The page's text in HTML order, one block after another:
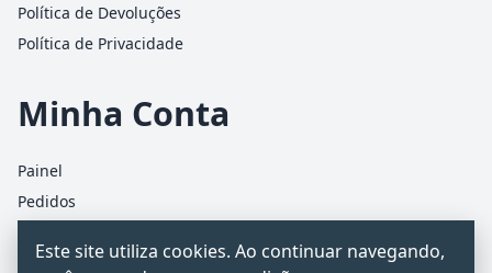
Política de Devoluções
Política de Privacidade
Minha Conta
Painel
Pedidos
Carrinho
Este site utiliza cookies. Ao continuar navegando,